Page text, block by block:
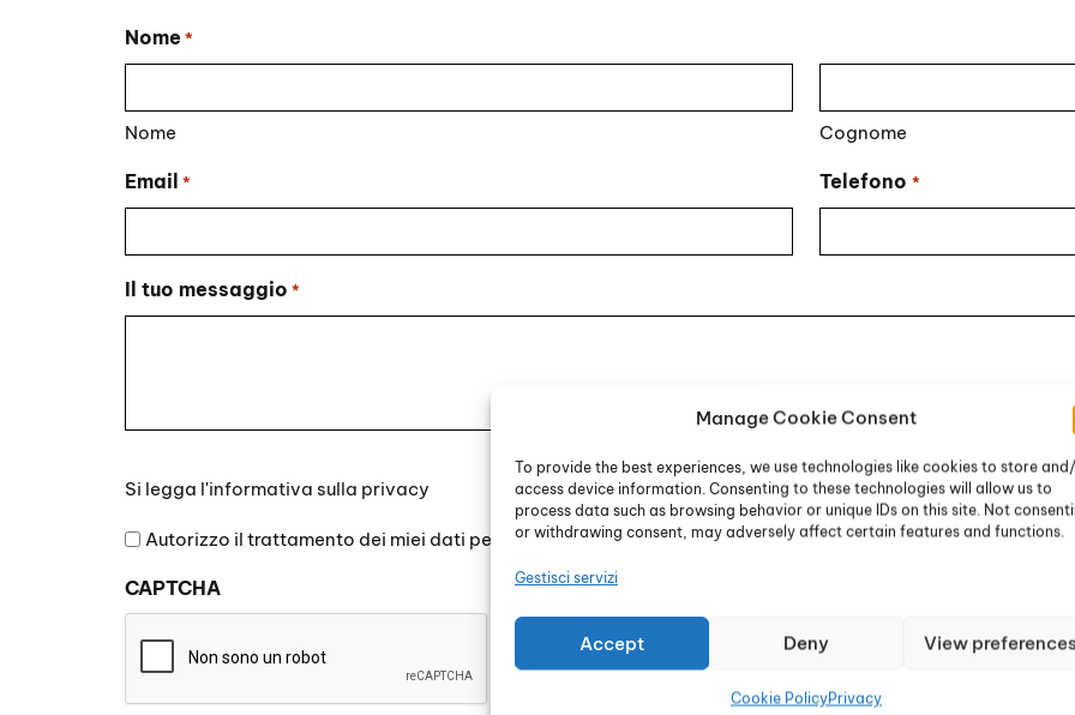
Manage Cookie Consent
To provide the best experiences, we use technologies like cookies to store
access device information. Consenting to these technologies will allow us to
process data such as browsing behavior or unique IDs on this site. Not
or withdrawing consent, may adversely affect certain features and functions.
Gestisci servizi
Accept Deny View preferences
Cookie PolicyPrivacy
Nome *
Nome Cognome
Email * Telefono *
Il tuo messaggio *
legga
l'informativa
privacy
Si legga l'informativa sulla privacy
Autorizzo il trattamento dei miei dati personali
CAPTCHA